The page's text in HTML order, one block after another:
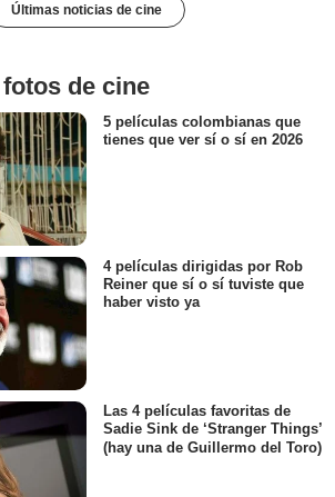
Últimas noticias de cine
de cine
5 películas colombianas que
tienes que ver sí o sí en 2026
4 películas dirigidas por Rob
Reiner que sí o sí tuviste que
haber visto ya
Las 4 películas favoritas de
Sadie Sink de ‘Stranger Things’
(hay una de Guillermo del Toro)